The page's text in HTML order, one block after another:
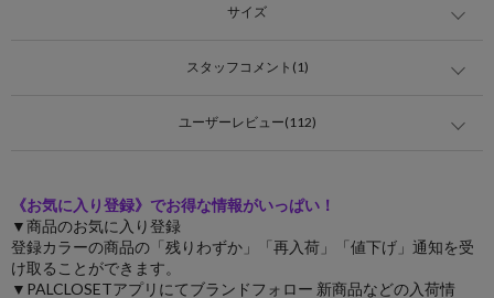
サイズ
スタッフコメント(1)
ユーザーレビュー(112)
《お気に入り登録》でお得な情報がいっぱい！
▼商品のお気に入り登録
登録カラーの商品の「残りわずか」「再入荷」「値下げ」通知を受
け取ることができます。
▼PALCLOSETアプリにてブランドフォロー 新商品などの入荷情